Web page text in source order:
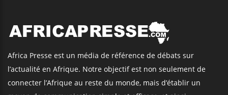
Africa Presse est un média de référence de débats sur
l’actualité en Afrique. Notre objectif est non seulement de
connecter l’Afrique au reste du monde, mais d’établir un